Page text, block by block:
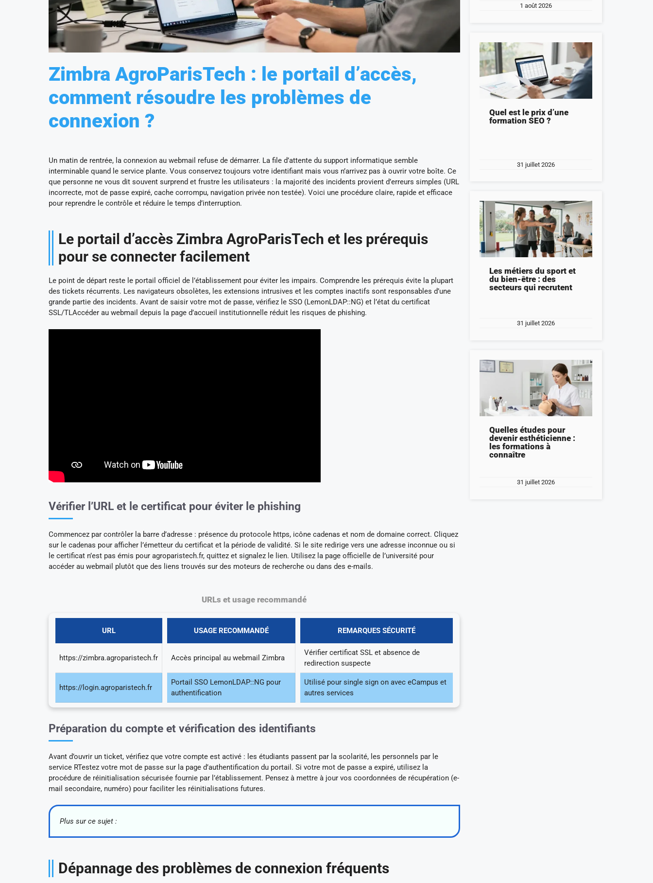
Zimbra AgroParisTech : le portail d’accès,
comment résoudre les problèmes de
connexion ?
Un matin de rentrée, la connexion au webmail refuse de démarrer. La file d’attente du support informatique semble
interminable quand le service plante. Vous conservez toujours votre identifiant mais vous n’arrivez pas à ouvrir votre boîte. Ce
que personne ne vous dit souvent surprend et frustre les utilisateurs : la majorité des incidents provient d’erreurs simples (URL
incorrecte, mot de passe expiré, cache corrompu, navigation privée non testée). Voici une procédure claire, rapide et efficace
pour reprendre le contrôle et réduire le temps d’interruption.
Le portail d’accès Zimbra AgroParisTech et les prérequis
pour se connecter facilement
Le point de départ reste le portail officiel de l’établissement pour éviter les impairs. Comprendre les prérequis évite la plupart
des tickets récurrents. Les navigateurs obsolètes, les extensions intrusives et les comptes inactifs sont responsables d’une
grande partie des incidents. Avant de saisir votre mot de passe, vérifiez le SSO (LemonLDAP::NG) et l’état du certificat
SSL/TLAccéder au webmail depuis la page d’accueil institutionnelle réduit les risques de phishing.
Vérifier l’URL et le certificat pour éviter le phishing
Commencez par contrôler la barre d’adresse : présence du protocole https, icône cadenas et nom de domaine correct. Cliquez
sur le cadenas pour afficher l’émetteur du certificat et la période de validité. Si le site redirige vers une adresse inconnue ou si
le certificat n’est pas émis pour agroparistech.fr, quittez et signalez le lien. Utilisez la page officielle de l’université pour
accéder au webmail plutôt que des liens trouvés sur des moteurs de recherche ou dans des e-mails.
URLs et usage recommandé
URL USAGE RECOMMANDÉ REMARQUES SÉCURITÉ
https://zimbra.agroparistech.fr Accès principal au webmail Zimbra
Vérifier certificat SSL et absence de
redirection suspecte
https://login.agroparistech.fr
Portail SSO LemonLDAP::NG pour
authentification
Utilisé pour single sign on avec eCampus et
autres services
Préparation du compte et vérification des identifiants
Avant d’ouvrir un ticket, vérifiez que votre compte est activé : les étudiants passent par la scolarité, les personnels par le
service RTestez votre mot de passe sur la page d’authentification du portail. Si votre mot de passe a expiré, utilisez la
procédure de réinitialisation sécurisée fournie par l’établissement. Pensez à mettre à jour vos coordonnées de récupération (e-
mail secondaire, numéro) pour faciliter les réinitialisations futures.
Plus sur ce sujet :
Dépannage des problèmes de connexion fréquents
1 août 2026
Quel est le prix d’une
formation SEO ?
31 juillet 2026
Les métiers du sport et
du bien-être : des
secteurs qui recrutent
31 juillet 2026
Quelles études pour
devenir esthéticienne :
les formations à
connaître
31 juillet 2026